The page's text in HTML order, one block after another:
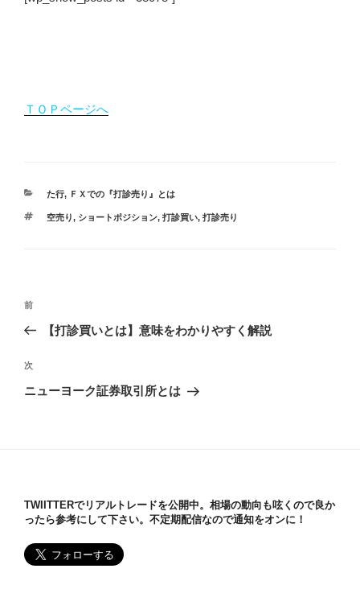
ＴＯＰページへ
カ
ゴ
た行, ＦＸでの『打診売り』とは
タ
空売り, ショートポジション, 打診買い, 打診売り
投
ビ
ゲ
過
去
投
稿
前
【打診買いとは】意味をわかりやすく解説
次
の
次
ニューヨーク証券取引所とは
TWIITTERでリアルトレードを公開中。相場の動向も呟くので良か
ったら参考にして下さい。不定期配信なので通知をオンに！